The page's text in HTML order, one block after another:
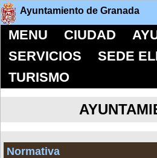
Ayuntamiento de Granada
MENU CIUDAD
SERVICIOS
SEDE
TURISMO
Normativa